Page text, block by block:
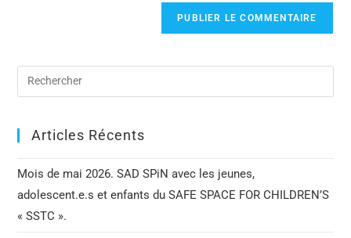
Articles Récents
Mois de mai 2026. SAD SPiN avec les jeunes,
adolescent.e.s et enfants du SAFE SPACE FOR CHILDREN’S
« SSTC ».